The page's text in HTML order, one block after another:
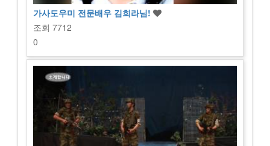
가사도우미 전문배우 김희라님!
조회 7712
0